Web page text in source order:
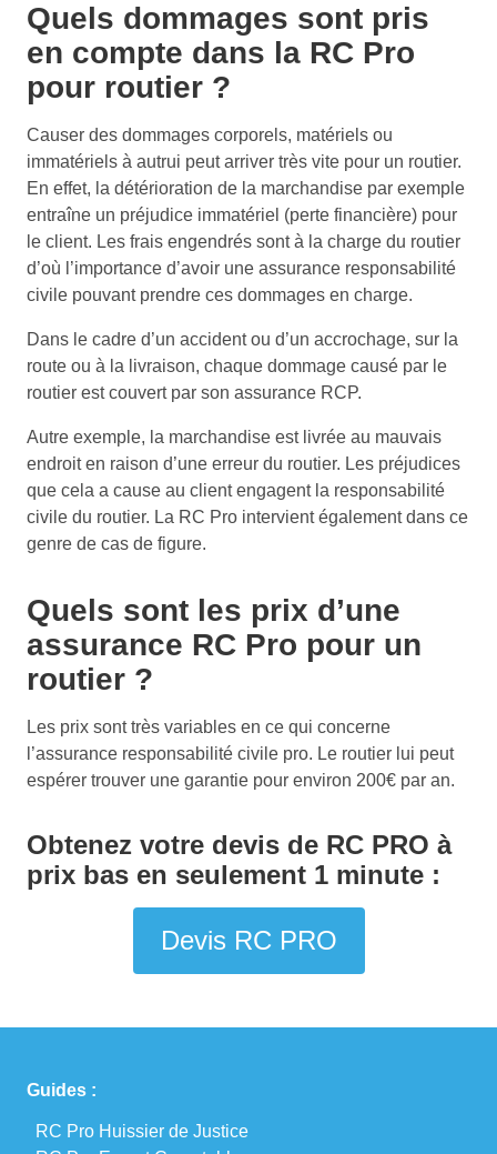
Quels dommages sont pris
en compte dans la RC Pro
pour routier ?
Causer des dommages corporels, matériels ou
immatériels à autrui peut arriver très vite pour un routier.
En effet, la détérioration de la marchandise par exemple
entraîne un préjudice immatériel (perte financière) pour
le client. Les frais engendrés sont à la charge du routier
d’où l’importance d’avoir une assurance responsabilité
civile pouvant prendre ces dommages en charge.
Dans le cadre d’un accident ou d’un accrochage, sur la
route ou à la livraison, chaque dommage causé par le
routier est couvert par son assurance RCP.
Autre exemple, la marchandise est livrée au mauvais
endroit en raison d’une erreur du routier. Les préjudices
que cela a cause au client engagent la responsabilité
civile du routier. La RC Pro intervient également dans ce
genre de cas de figure.
Quels sont les prix d’une
assurance RC Pro pour un
routier ?
Les prix sont très variables en ce qui concerne
l’assurance responsabilité civile pro. Le routier lui peut
espérer trouver une garantie pour environ 200€ par an.
Obtenez votre devis de RC PRO à
prix bas en seulement 1 minute :
Devis RC PRO
Guides :
RC Pro Huissier de Justice